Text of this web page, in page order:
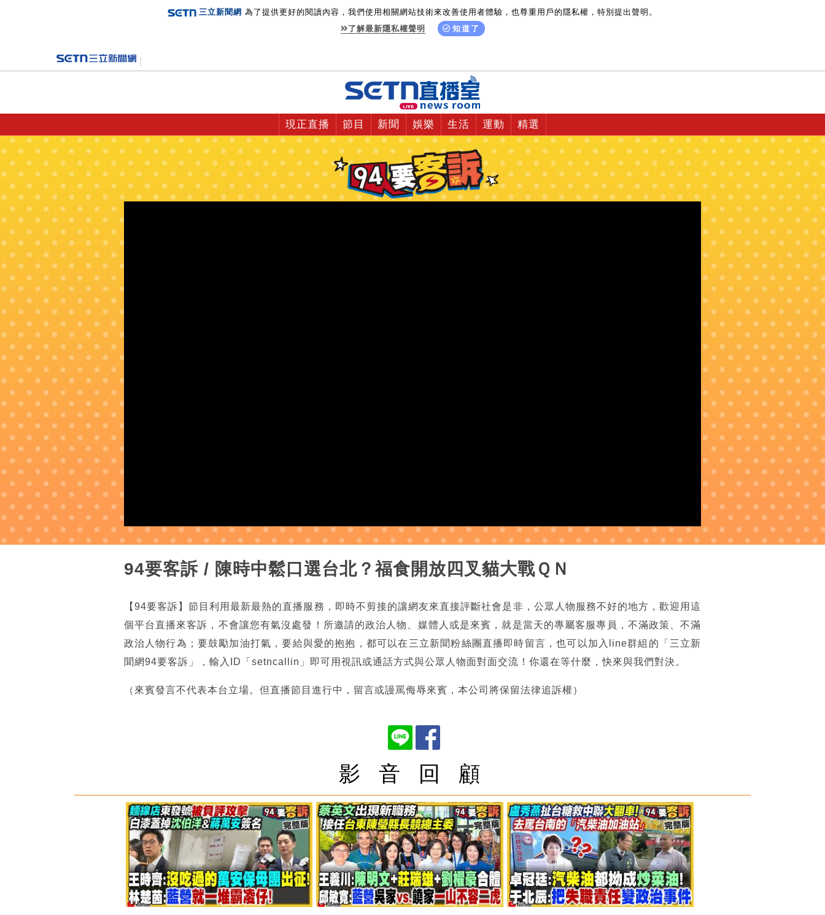
三立新聞網 為了提供更好的閱讀內容，我們使用相關網站技術來改善使用者體驗，也尊重用戶的隱私權，特別提出聲明。
了解最新隱私權聲明
知道了
現正直播 節目 新聞 娛樂 生活 運動 精選
94要客訴 / 陳時中鬆口選台北？福食開放四叉貓大戰ＱＮ
【94要客訴】節目利用最新最熱的直播服務，即時不剪接的讓網友來直接評斷社會是非，公眾人物服務不好的地方，歡迎用這
個平台直播來客訴，不會讓您有氣沒處發！所邀請的政治人物、媒體人或是來賓，就是當天的專屬客服專員，不滿政策、不滿
政治人物行為；要鼓勵加油打氣，要給與愛的抱抱，都可以在三立新聞粉絲團直播即時留言，也可以加入line群組的「三立新
聞網94要客訴」，輸入ID「setncallin」即可用視訊或通話方式與公眾人物面對面交流！你還在等什麼，快來與我們對決。
（來賓發言不代表本台立場。但直播節目進行中，留言或謾罵侮辱來賓，本公司將保留法律追訴權）
影 音 回 顧